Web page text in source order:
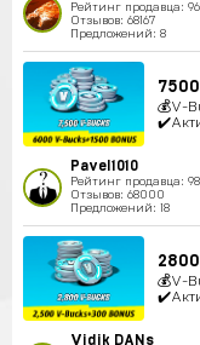
Рейтинг продавца:
Отзывов: 68167
Предложений: 8
💰V-
Pavel1010
Рейтинг продавца:
Отзывов: 68000
Предложений: 18
💰V-
Vidik DANs